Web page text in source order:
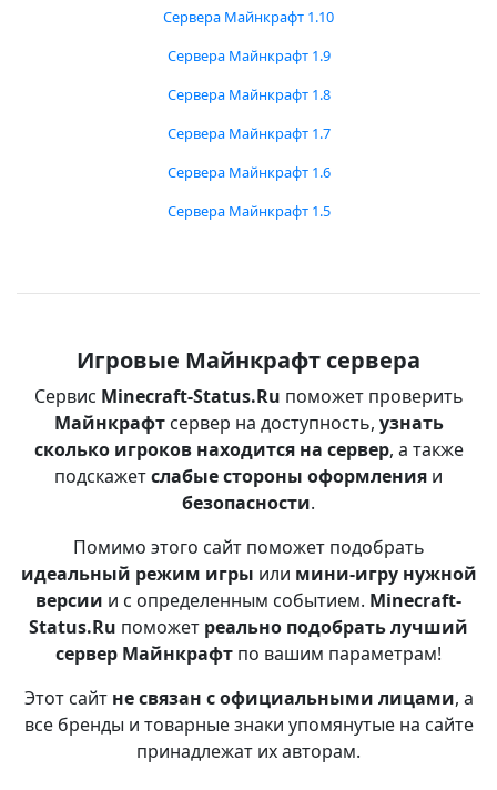
Сервера Майнкрафт 1.10
Сервера Майнкрафт 1.9
Сервера Майнкрафт 1.8
Сервера Майнкрафт 1.7
Сервера Майнкрафт 1.6
Сервера Майнкрафт 1.5
Игровые Майнкрафт сервера
Сервис Minecraft-Status.Ru поможет проверить
Майнкрафтсервер на доступность, узнать
сколько игроков находится на сервер, а также
подскажетслабые стороны оформления и
безопасности.
Помимо этого сайт поможет подобрать
идеальный режим игры или мини-игру нужной
версии и с определенным событием. Minecraft-
Status.Ru поможет реально подобрать лучший
сервер Майнкрафт по вашим параметрам!
Этот сайт не связан с официальными лицами, а
все бренды и товарные знаки упомянутые на сайте
принадлежат их авторам.